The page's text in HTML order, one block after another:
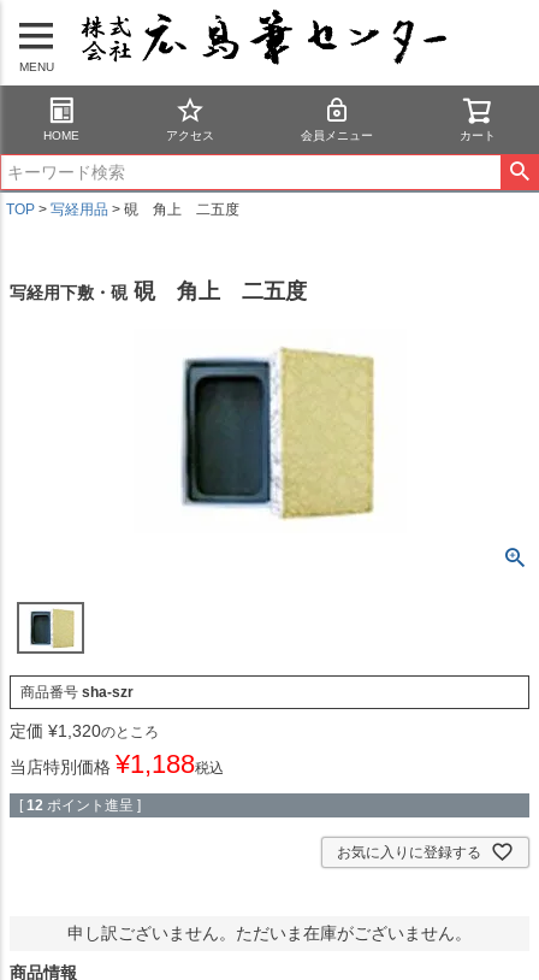
MENU
HOME アクセス 会員メニュー カート
TOP 写経用品 硯 角上 二五度
写経用下敷・硯 硯 角上 二五度
商品番号 sha-szr
定価 ¥1,320のところ
当店特別価格 ¥1,188税込
[ 12 ポイント進呈 ]
お気に入りに登録する
申し訳ございません。ただいま在庫がございません。
商品情報